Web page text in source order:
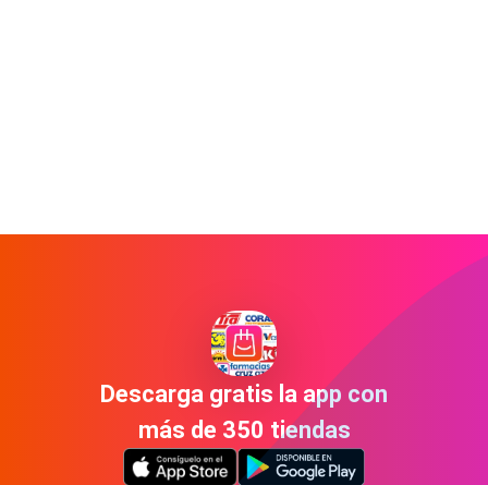
Descarga gratis la app con
más de 350 tiendas